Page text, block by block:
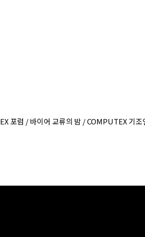
포럼 / 바이어 교류의 밤 / COMPUTEX 기